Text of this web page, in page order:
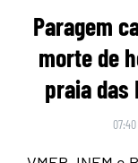
Paragem
morte de
praia das